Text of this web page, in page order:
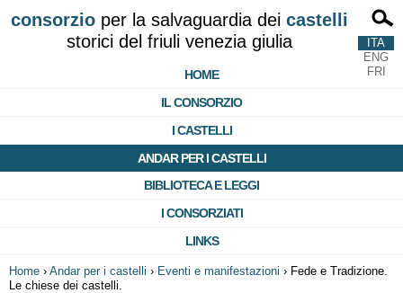
consorzioper la salvaguardia dei castelli
storici del friuli venezia giulia
HOME
IL CONSORZIO
I CASTELLI
ANDAR PER I CASTELLI
BIBLIOTECA E LEGGI
I CONSORZIATI
LINKS
ITA
ENG
FRI
Home › Andar per i castelli › Eventi e manifestazioni › Fede e Tradizione.
Le chiese dei castelli.